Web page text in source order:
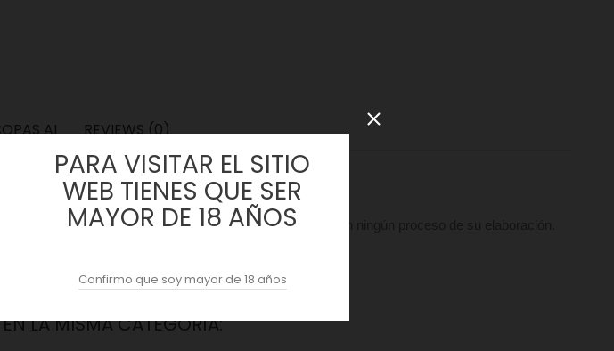
AI REVIEWS (0)
nivel del mar. 100% Tempranillo.
evitando que la enología moderna intervenga en ningún proceso de su elaboración.
LA MISMA CATEGORÍA:
PARA VISITAR EL SITIO
WEB TIENES QUE SER
MAYOR DE 18 AÑOS
Confirmo que soy mayor de 18 años